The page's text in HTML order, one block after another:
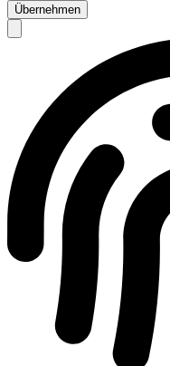
Übernehmen